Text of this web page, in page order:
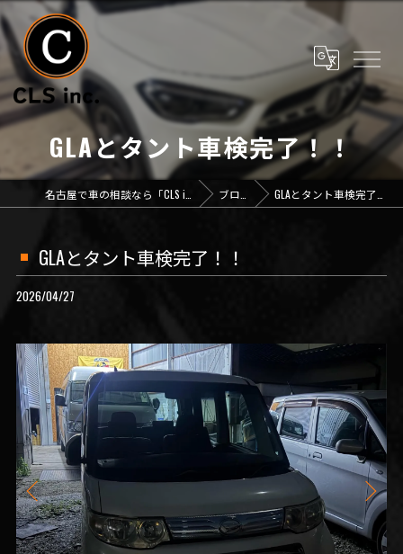
GLAとタント車検完了！！
ブログ GLAとタント車検完了！！
GLAとタント車検完了！！
2026/04/27